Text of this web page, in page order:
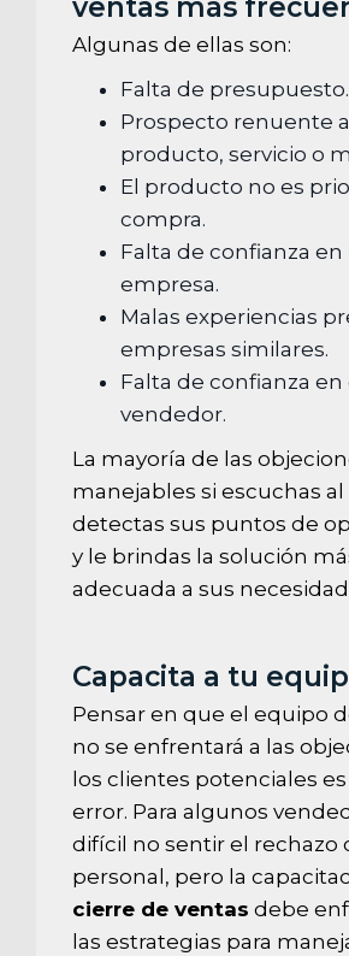
ventas más
Algunas de ellas son:
Falta de presupuesto.
Prospecto renuente
producto, servicio o
El producto no es
compra.
Falta de confianza en
empresa.
Malas experiencias
empresas similares.
Falta de confianza en
vendedor.
La mayoría de las
manejables si escuchas
detectas sus puntos de
y le brindas la solución
adecuada a sus
Capacita a tu
Pensar en que el equipo
no se enfrentará a las
los clientes potenciales
error. Para algunos
difícil no sentir el rechazo
personal, pero la
cierre de ventas debe
las estrategias para